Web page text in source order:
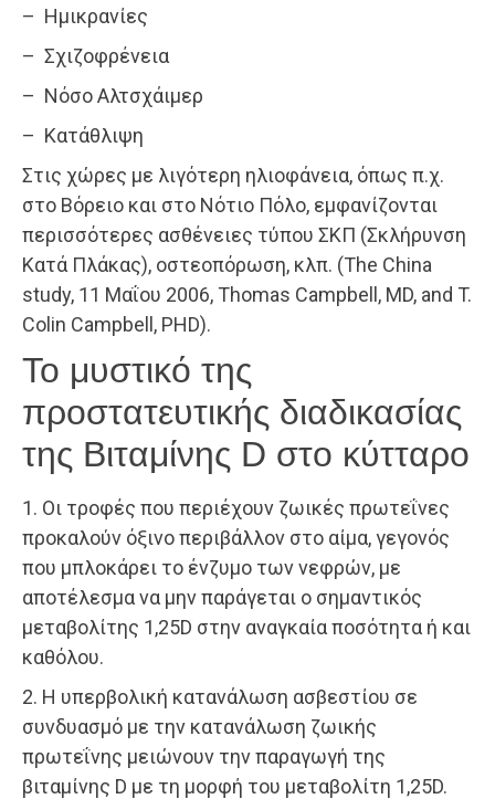
– Ημικρανίες
– Σχιζοφρένεια
– Νόσο Αλτσχάιμερ
– Κατάθλιψη
Στις χώρες με λιγότερη ηλιοφάνεια, όπως π.χ.
στο Βόρειο και στο Νότιο Πόλο, εμφανίζονται
περισσότερες ασθένειες τύπου ΣΚΠ (Σκλήρυνση
Κατά Πλάκας), οστεοπόρωση, κλπ. (The China
study, 11 Μαΐου 2006, Thomas Campbell, MD, and T.
Colin Campbell, PHD).
Το μυστικό της
προστατευτικής διαδικασίας
της Βιταμίνης D στο κύτταρο
1. Οι τροφές που περιέχουν ζωικές πρωτεΐνες
προκαλούν όξινο περιβάλλον στο αίμα, γεγονός
που μπλοκάρει το ένζυμο των νεφρών, με
αποτέλεσμα να μην παράγεται ο σημαντικός
μεταβολίτης 1,25D στην αναγκαία ποσότητα ή και
καθόλου.
2. Η υπερβολική κατανάλωση ασβεστίου σε
συνδυασμό με την κατανάλωση ζωικής
πρωτεΐνης μειώνουν την παραγωγή της
βιταμίνης D με τη μορφή του μεταβολίτη 1,25D.